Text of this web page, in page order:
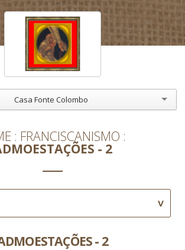
Casa Fonte Colombo
FRANCISCANISMO
- 2
- 2